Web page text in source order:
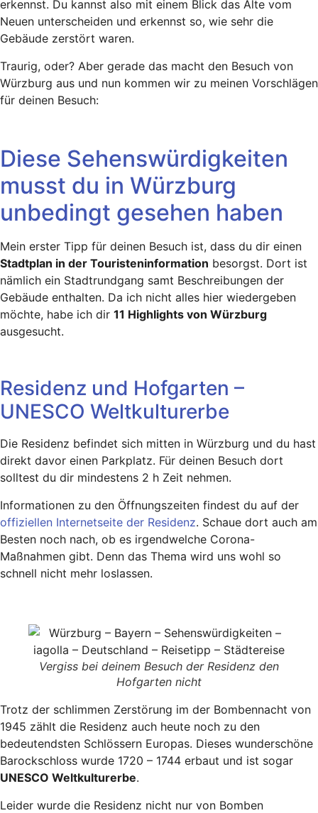
erkennst. Du kannst also mit einem Blick das Alte vom
Neuen unterscheiden und erkennst so, wie sehr die
Gebäude zerstört waren.
Traurig, oder? Aber gerade das macht den Besuch von
Würzburg aus und nun kommen wir zu meinen Vorschlägen
für deinen Besuch:
Diese Sehenswürdigkeiten
musst du in Würzburg
unbedingt gesehen haben
Mein erster Tipp für deinen Besuch ist, dass du dir einen
Stadtplan in der Touristeninformation besorgst. Dort ist
nämlich ein Stadtrundgang samt Beschreibungen der
Gebäude enthalten. Da ich nicht alles hier wiedergeben
möchte, habe ich dir 11 Highlights von Würzburg
ausgesucht.
Residenz und Hofgarten –
UNESCO Weltkulturerbe
Die Residenz befindet sich mitten in Würzburg und du hast
direkt davor einen Parkplatz. Für deinen Besuch dort
solltest du dir mindestens 2 h Zeit nehmen.
Informationen zu den Öffnungszeiten findest du auf der
offiziellen Internetseite der Residenz. Schaue dort auch am
Besten noch nach, ob es irgendwelche Corona-
Maßnahmen gibt. Denn das Thema wird uns wohl so
schnell nicht mehr loslassen.
Vergiss bei deinem Besuch der Residenz den
Hofgarten nicht
Trotz der schlimmen Zerstörung im der Bombennacht von
1945 zählt die Residenz auch heute noch zu den
bedeutendsten Schlössern Europas. Dieses wunderschöne
Barockschloss wurde 1720 – 1744 erbaut und ist sogar
UNESCO Weltkulturerbe.
Leider wurde die Residenz nicht nur von Bomben